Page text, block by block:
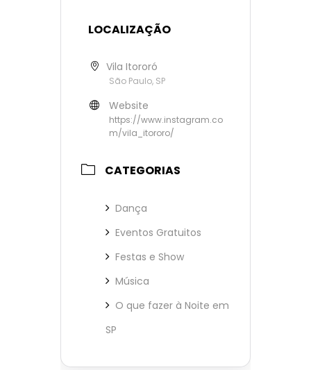
LOCALIZAÇÃO
Vila Itororó
São Paulo, SP
Website
https://www.instagram.co
m/vila_itororo/
CATEGORIAS
Dança
Eventos Gratuitos
Festas e Show
Música
O que fazer à Noite em
SP